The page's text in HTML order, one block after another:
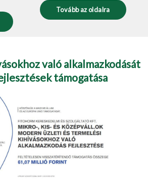
Tovább az oldalra
való alkalmazkodását
támogatása